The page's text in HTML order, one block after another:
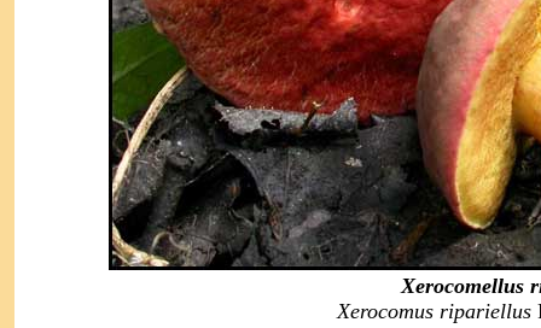
Xerocomellus
Xerocomus ripariellus